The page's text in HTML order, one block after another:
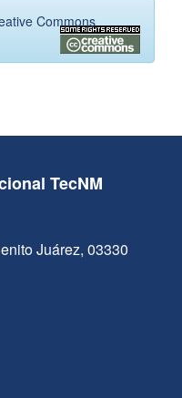
Commons
TecNM
Juárez, 03330